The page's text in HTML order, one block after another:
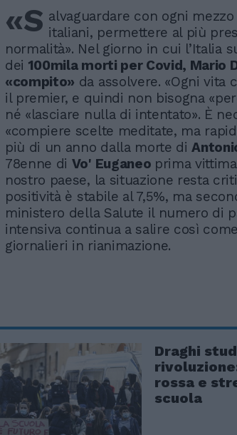
«S alvaguardare con ogni
italiani, permettere al più
normalità». Nel giorno in cui l’Italia
dei 100mila morti per Covid, Mario
«compito» da assolvere. «Ogni vita
il premier, e quindi non bisogna
né «lasciare nulla di intentato». È
«compiere scelte meditate, ma
più di un anno dalla morte di
78enne di Vo' Euganeo prima
nostro paese, la situazione resta
positività è stabile al 7,5%, ma
ministero della Salute il numero di
intensiva continua a salire così
giornalieri in rianimazione.
Draghi
rossa e
scuola
Rudy
Trump,